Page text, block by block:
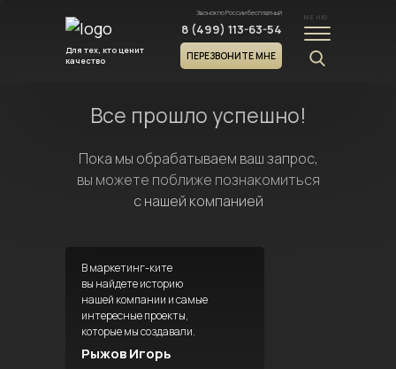
Для тех, кто ценит
качество
Звонок по России бесплатный
8 (499) 113-63-54
ПЕРЕЗВОНИТЕ МНЕ
МЕНЮ
Все прошло успешно!
Пока мы обрабатываем ваш запрос,
вы можете поближе познакомиться
с нашей компанией
В маркетинг-ките
вы найдете историю
нашей компании и самые
интересные проекты,
которые мы создавали.
Рыжов Игорь